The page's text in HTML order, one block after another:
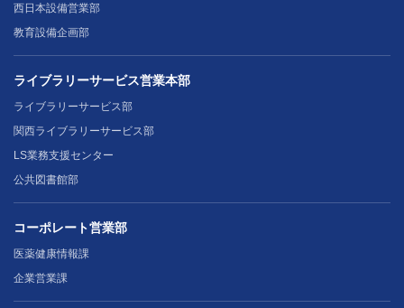
西日本設備営業部
教育設備企画部
ライブラリーサービス営業本部
ライブラリーサービス部
関西ライブラリーサービス部
LS業務支援センター
公共図書館部
コーポレート営業部
医薬健康情報課
企業営業課